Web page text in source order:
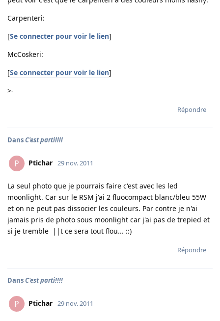
Carpenteri:
[Se connecter pour voir le lien]
McCoskeri:
[Se connecter pour voir le lien]
>-
Répondre
DansC'est parti!!!!
P Ptichar 29 nov. 2011
La seul photo que je pourrais faire c'est avec les led
moonlight. Car sur le RSM j'ai 2 fluocompact blanc/bleu 55W
et on ne peut pas dissocier les couleurs. Par contre je n'ai
jamais pris de photo sous moonlight car j'ai pas de trepied et
si je tremble ||t ce sera tout flou... ::)
Répondre
DansC'est parti!!!!
P Ptichar 29 nov. 2011